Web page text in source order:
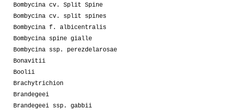
Bombycina cv. Split Spine
Bombycina cv. split spines
Bombycina f. albicentralis
Bombycina spine gialle
Bombycina ssp. perezdelarosae
Bonavitii
Boolii
Brachytrichion
Brandegeei
Brandegeei ssp. gabbii